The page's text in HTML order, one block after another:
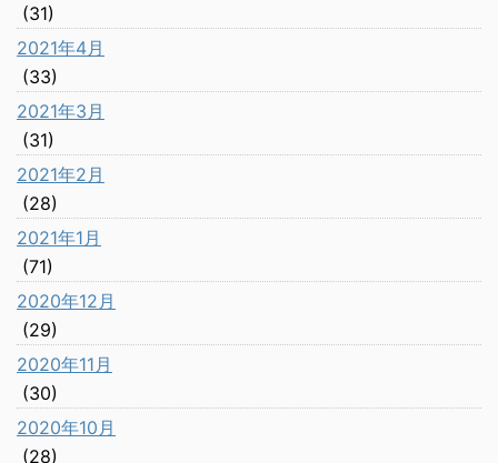
(31)
2021年4月
(33)
2021年3月
(31)
2021年2月
(28)
2021年1月
(71)
2020年12月
(29)
2020年11月
(30)
2020年10月
(28)